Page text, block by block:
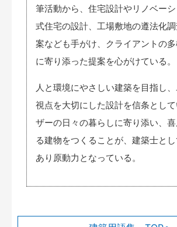
筆活動から、住宅設計やリノベー
式住宅の設計、工場敷地の遵法化
案なども手がけ、クライアントの
に寄り添った提案を心がけている。
人と環境にやさしい建築を目指し
視点を大切にした設計を信条とし
ザーの日々の暮らしに寄り添い、喜
る建物をつくることが、建築士と
あり原動力となっている。